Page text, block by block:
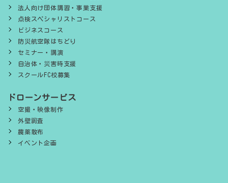
法人向け団体講習・事業支援
点検スペシャリストコース
ビジネスコース
防災航空隊はちどり
セミナー・講演
自治体・災害時支援
スクールFC校募集
ドローンサービス
空撮・映像制作
外壁調査
農薬散布
イベント企画